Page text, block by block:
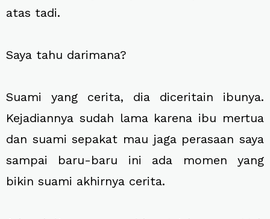
atas tadi.
Saya tahu darimana?
Suami yang cerita, dia diceritain ibunya.
Kejadiannya sudah lama karena ibu mertua
dan suami sepakat mau jaga perasaan saya
sampai baru-baru ini ada momen yang
bikin suami akhirnya cerita.